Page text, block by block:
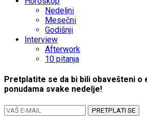
Nedeljni
Mesečni
Godišnji
Interview
Afterwork
10 pitanja
Pretplatite se da bi bili obavešteni o
ponudama svake nedelje!
PRETPLATI SE